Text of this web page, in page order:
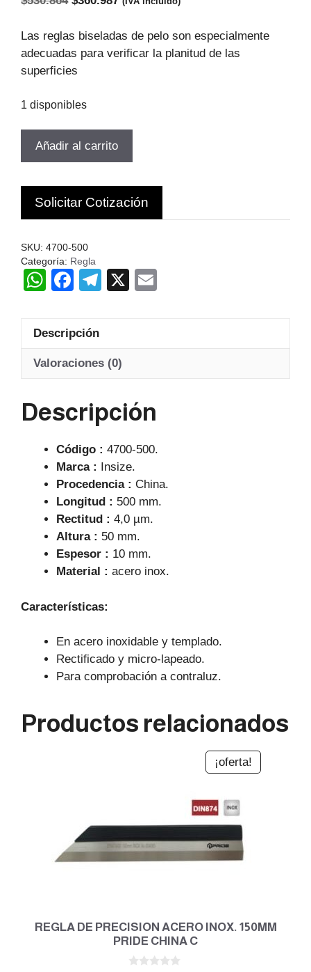
original
era:
$530.864.
actual
es:
Las reglas biseladas de pelo son especialmente
adecuadas para verificar la planitud de las
superficies
1 disponibles
500MM
ACERO
INOX.
INSIZE
C.
cantidad
Añadir al carrito
Solicitar Cotización
SKU: 4700-500
Categoría: Regla
W
at
s
A
p
F
c
e
b
o
T
gr
a
X
Descripción
Valoraciones (0)
Descripción
Código : 4700-500.
Marca : Insize.
Procedencia : China.
Longitud : 500 mm.
Rectitud : 4,0 µm.
Altura : 50 mm.
Espesor : 10 mm.
Material : acero inox.
Características:
En acero inoxidable y templado.
Rectificado y micro-lapeado.
Para comprobación a contraluz.
Productos relacionados
¡oferta!
REGLA DE PRECISION ACERO INOX. 150MM
PRIDE CHINA C